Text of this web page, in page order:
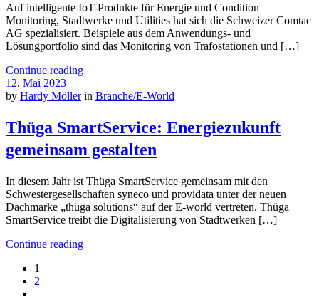
Auf intelligente IoT-Produkte für Energie und Condition
Monitoring, Stadtwerke und Utilities hat sich die Schweizer Comtac
AG spezialisiert. Beispiele aus dem Anwendungs- und
Lösungportfolio sind das Monitoring von Trafostationen und […]
Continue reading
12. Mai 2023
by Hardy Möller in Branche/E-World
Thüga SmartService: Energiezukunft
gemeinsam gestalten
In diesem Jahr ist Thüga SmartService gemeinsam mit den
Schwestergesellschaften syneco und providata unter der neuen
Dachmarke „thüga solutions“ auf der E-world vertreten. Thüga
SmartService treibt die Digitalisierung von Stadtwerken […]
Continue reading
1
2